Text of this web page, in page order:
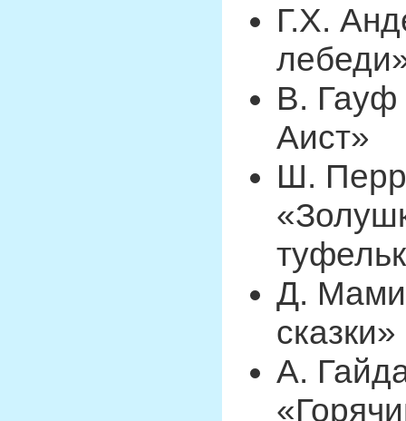
Г.Х.
В.
Аист»
Ш.
Д.
сказки»
А.